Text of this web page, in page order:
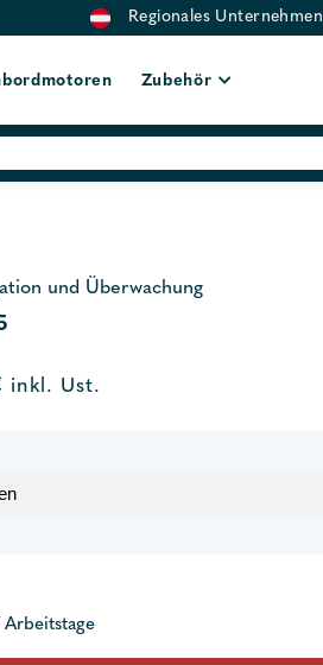
Regionales Unternehmen
Zubehör
und Überwachung
inkl. Ust.
Arbeitstage